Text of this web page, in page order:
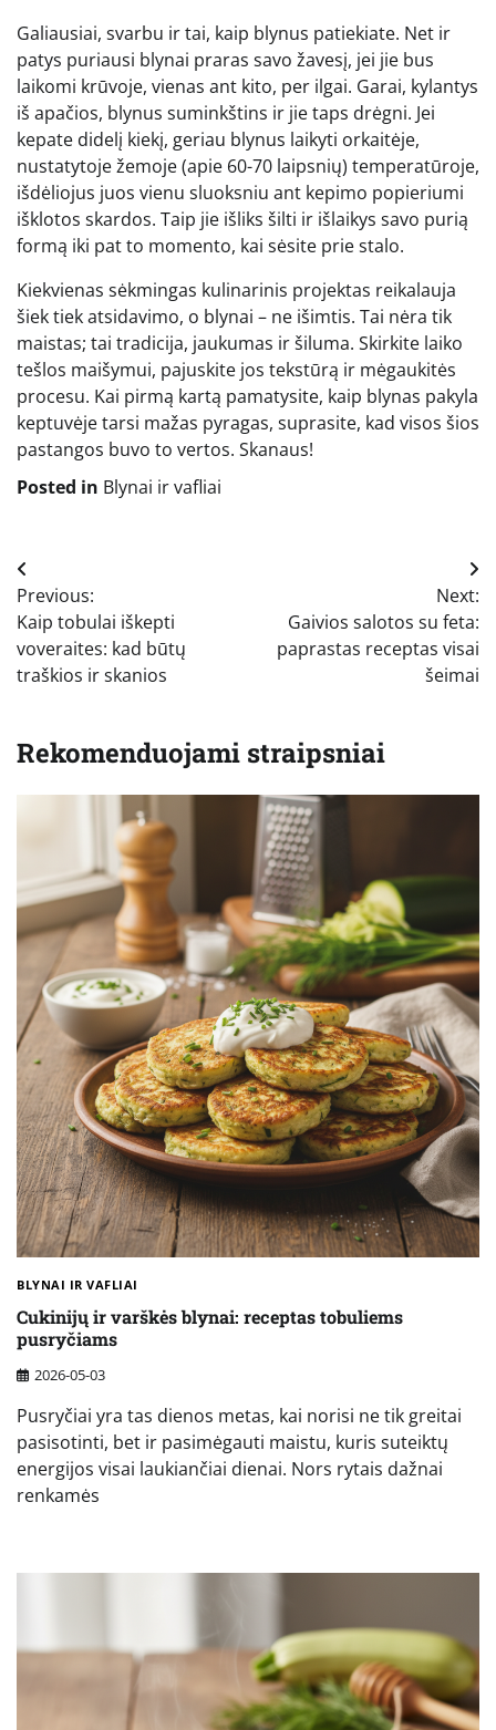
Galiausiai, svarbu ir tai, kaip blynus patiekiate. Net ir
patys puriausi blynai praras savo žavesį, jei jie bus
laikomi krūvoje, vienas ant kito, per ilgai. Garai, kylantys
iš apačios, blynus suminkštins ir jie taps drėgni. Jei
kepate didelį kiekį, geriau blynus laikyti orkaitėje,
nustatytoje žemoje (apie 60-70 laipsnių) temperatūroje,
išdėliojus juos vienu sluoksniu ant kepimo popieriumi
išklotos skardos. Taip jie išliks šilti ir išlaikys savo purią
formą iki pat to momento, kai sėsite prie stalo.
Kiekvienas sėkmingas kulinarinis projektas reikalauja
šiek tiek atsidavimo, o blynai – ne išimtis. Tai nėra tik
maistas; tai tradicija, jaukumas ir šiluma. Skirkite laiko
tešlos maišymui, pajuskite jos tekstūrą ir mėgaukitės
procesu. Kai pirmą kartą pamatysite, kaip blynas pakyla
keptuvėje tarsi mažas pyragas, suprasite, kad visos šios
pastangos buvo to vertos. Skanaus!
Posted in Blynai ir vafliai
Navigacija
tarp
įrašų
Previous:
Kaip tobulai iškepti
voveraites: kad būtų
traškios ir skanios
Next:
Gaivios salotos su feta:
paprastas receptas visai
šeimai
Rekomenduojami straipsniai
BLYNAI IR VAFLIAI
Cukinijų ir varškės blynai: receptas tobuliems
pusryčiams
2026-05-03
Pusryčiai yra tas dienos metas, kai norisi ne tik greitai
pasisotinti, bet ir pasimėgauti maistu, kuris suteiktų
energijos visai laukiančiai dienai. Nors rytais dažnai
renkamės